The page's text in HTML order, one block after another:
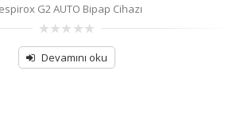
G2 AUTO Bipap Cihazı
out
of
Devamını oku